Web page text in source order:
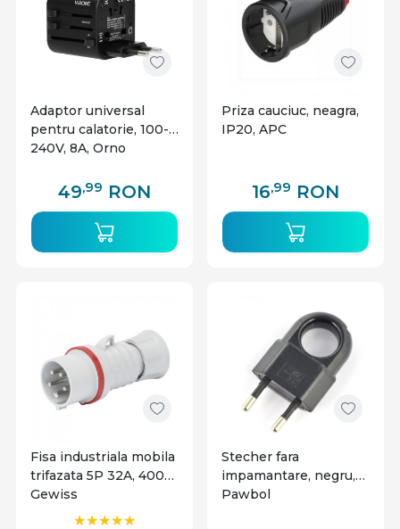
Adaptor universal
pentru calatorie, 100-
240V, 8A, Orno
49,99 RON
Priza cauciuc, neagra,
IP20, APC
16,99 RON
Fisa industriala mobila
trifazata 5P 32A, 400V,
Gewiss
Stecher fara
impamantare, negru,
Pawbol